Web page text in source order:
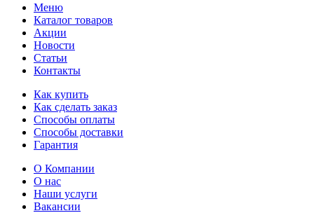
Меню
Каталог товаров
Акции
Новости
Статьи
Контакты
Как купить
Как сделать заказ
Способы оплаты
Способы доставки
Гарантия
О Компании
О нас
Наши услуги
Вакансии